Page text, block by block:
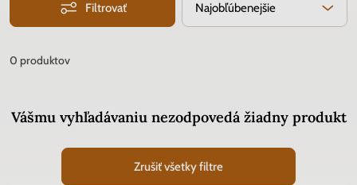
Filtrovať Najobľúbenejšie
0 produktov
Vášmu vyhľadávaniu nezodpovedá žiadny produkt
Zrušiť všetky filtre